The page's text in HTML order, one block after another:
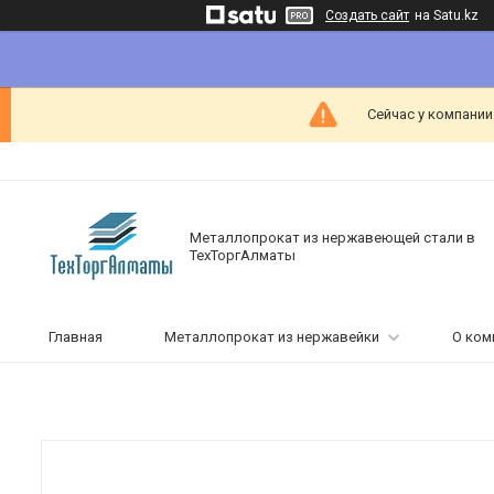
Создать сайт на Satu.kz
Сейчас у
Металлопрокат из нержавеющей стали в
ТехТоргАлматы
Главная Металлопрокат из нержавейки О